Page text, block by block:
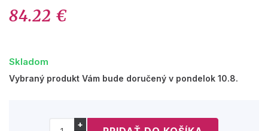
84.22 €
Skladom
Vybraný produkt Vám bude doručený v pondelok 10.8.
+